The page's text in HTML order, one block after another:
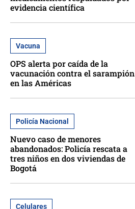
evidencia científica
Vacuna
OPS alerta por caída de la
vacunación contra el sarampión
en las Américas
Policía Nacional
Nuevo caso de menores
abandonados: Policía rescata a
tres niños en dos viviendas de
Bogotá
Celulares